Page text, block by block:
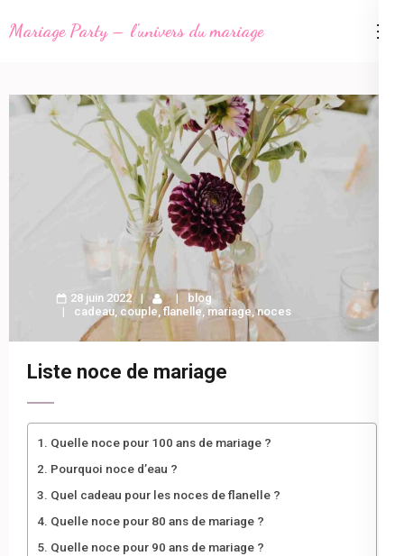
au
(Pressez
Entrée)
Mariage Party – l'univers du mariage
28 juin 2022
blog
cadeau, couple, flanelle, mariage,noces
Liste noce de mariage
Quelle noce pour 100 ans de mariage ?
Pourquoi noce d’eau ?
Quel cadeau pour les noces de flanelle ?
Quelle noce pour 80 ans de mariage ?
Quelle noce pour 90 ans de mariage ?